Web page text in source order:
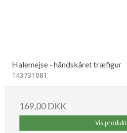
Halemejse - håndskåret træfigur
143731081
169,00 DKK
Vis produkt